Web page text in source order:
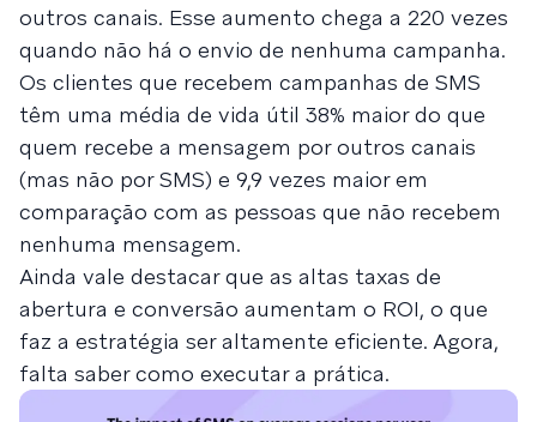
outros canais. Esse aumento chega a 220 vezes
quando não há o envio de nenhuma campanha.
Os clientes que recebem campanhas de SMS
têm uma média de vida útil 38% maior do que
quem recebe a mensagem por outros canais
(mas não por SMS) e 9,9 vezes maior em
comparação com as pessoas que não recebem
nenhuma mensagem.
Ainda vale destacar que as altas taxas de
abertura e conversão aumentam o ROI, o que
faz a estratégia ser altamente eficiente. Agora,
falta saber como executar a prática.